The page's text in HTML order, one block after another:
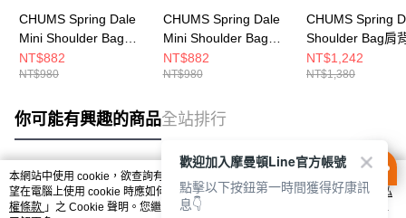
CHUMS Spring Dale
Mini Shoulder Bag肩
背包 藍色/米色
CH604102A099
NT$882
NT$980
CHUMS Spring Dale
Mini Shoulder Bag肩
背包 黑/彩虹
CH604102K042
NT$882
NT$980
CHUMS Spring
Shoulder Bag肩
(約2L) 黑/白
CH604101K071
NT$1,242
NT$1,380
你可能有興趣的商品全站排行
熱門標籤
本網站中使用 cookie，欲查詢有關本網站使用 cookie 方式之詳情，及若您不希
望在電腦上使用 cookie 時應如何變更電腦的 cookie 設定，請參閱本網站「
隱私
權條款 」之 Cookie 聲明。您繼續使用本網站即表示您同意本公司得按本網站使
歡迎加入摩曼頓Line官方帳號
點擊以下按鈕第一時間獲得好康訊
息👇